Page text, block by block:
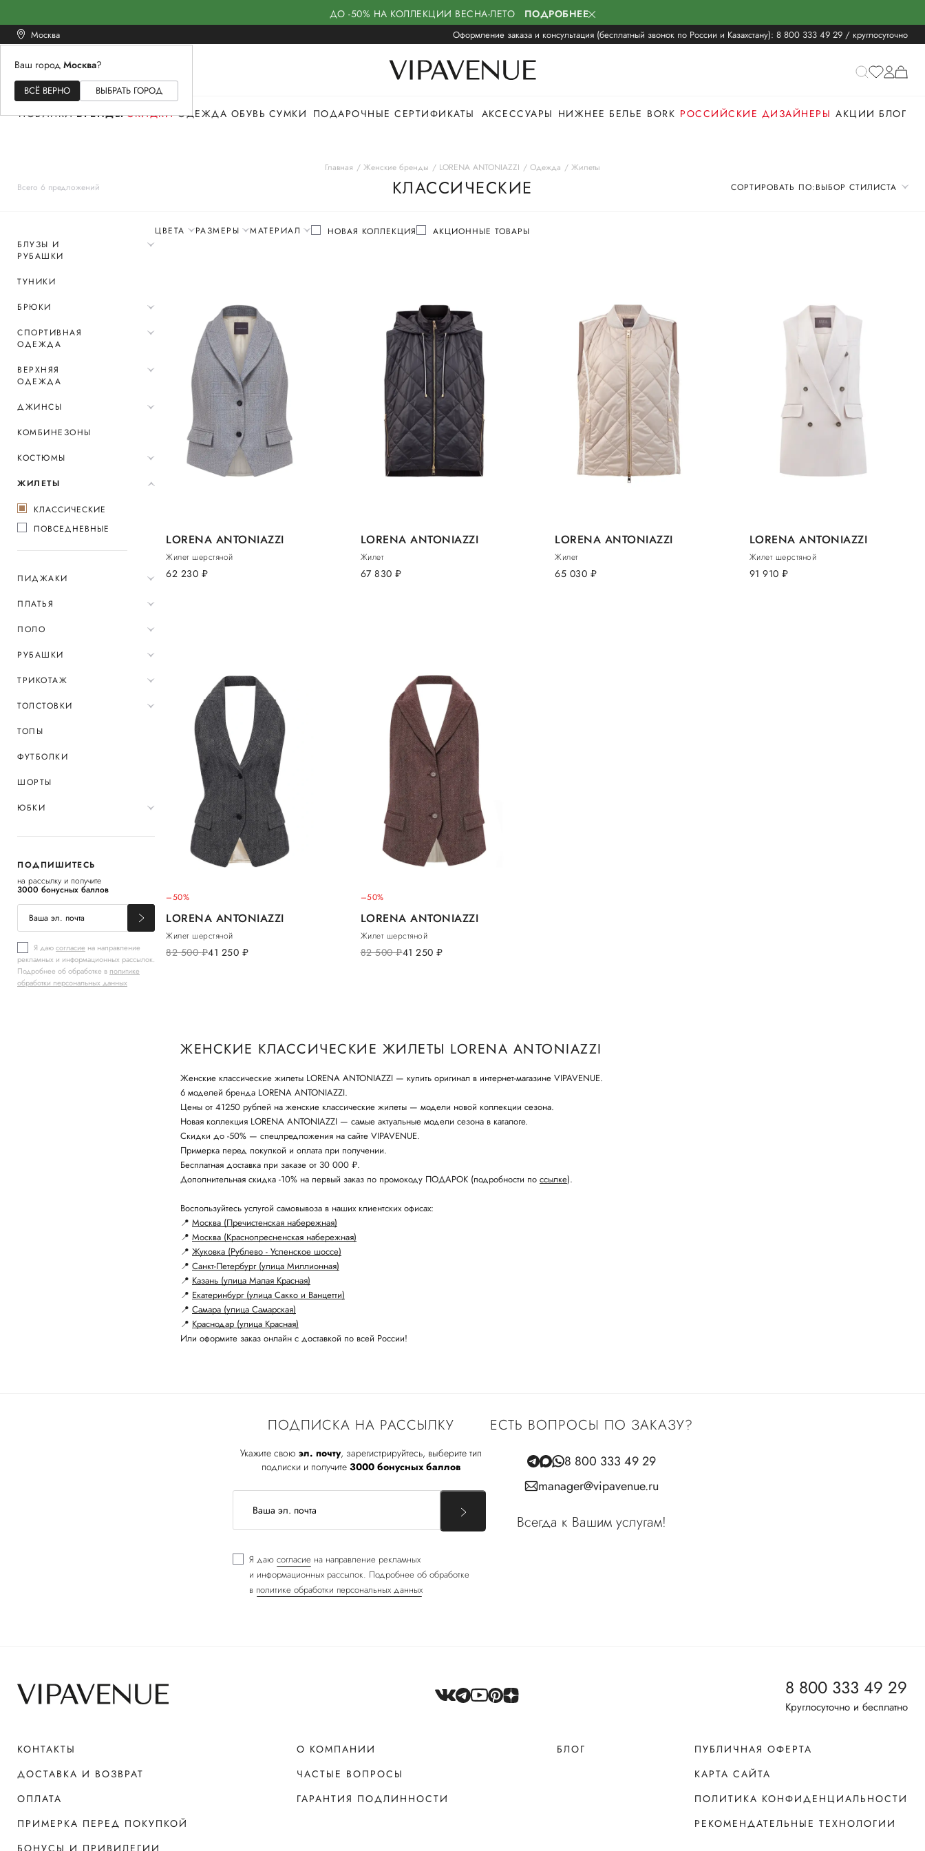
ДО -50% НА КОЛЛЕКЦИИ ВЕСНА-ЛЕТО ПОДРОБНЕЕ
Москва Оформление заказа и консультация (бесплатный звонок по России и Казахстану): 8 800 333 49 29 / круглосуточно
Ваш город Москва?
ВСЁ ВЕРНО ВЫБРАТЬ ГОРОД
ЖЕНСКОЕМУЖСКОЕ
НОВИНКИ БРЕНДЫ СКИДКИ ОДЕЖДА ОБУВЬ СУМКИ ПОДАРОЧНЫЕ СЕРТИФИКАТЫ АКСЕССУАРЫ НИЖНЕЕ БЕЛЬЕ BORK РОССИЙСКИЕ ДИЗАЙНЕРЫ АКЦИИ БЛОГ
Всего 6 предложений
Главная Женские бренды LORENA ANTONIAZZI Одежда Жилеты
КЛАССИЧЕСКИЕ СОРТИРОВАТЬ ПО:ВЫБОР СТИЛИСТА
БЛУЗЫ И
РУБАШКИ
ТУНИКИ
БРЮКИ
СПОРТИВНАЯ
ОДЕЖДА
ВЕРХНЯЯ
ОДЕЖДА
ДЖИНСЫ
КОМБИНЕЗОНЫ
КОСТЮМЫ
ЖИЛЕТЫ
КЛАССИЧЕСКИЕ
ПОВСЕДНЕВНЫЕ
ПИДЖАКИ
ПЛАТЬЯ
ПОЛО
РУБАШКИ
ТРИКОТАЖ
ТОЛСТОВКИ
ТОПЫ
ФУТБОЛКИ
ШОРТЫ
ЮБКИ
ПОДПИШИТЕСЬ
на рассылку и получите
3000 бонусных баллов
Я даюсогласие на направление
рекламных и информационных рассылок.
Подробнее об обработке в политике
обработки персональных данных
ЦВЕТА РАЗМЕРЫ МАТЕРИАЛ НОВАЯ КОЛЛЕКЦИЯ АКЦИОННЫЕ ТОВАРЫ
LORENA ANTONIAZZI
Жилет шерстяной
62 230 руб.
LORENA ANTONIAZZI
Жилет
67 830 руб.
LORENA ANTONIAZZI
Жилет
65 030 руб.
LORENA ANTONIAZZI
Жилет шерстяной
91 910 руб.
–50%
LORENA ANTONIAZZI
Жилет шерстяной
82 500руб.41 250 руб.
–50%
LORENA ANTONIAZZI
Жилет шерстяной
82 500руб.41 250 руб.
ЖЕНСКИЕ КЛАССИЧЕСКИЕ ЖИЛЕТЫ LORENA ANTONIAZZI
Женские классические жилеты LORENA ANTONIAZZI — купить оригинал в интернет-магазине VIPAVENUE.
6 моделей бренда LORENA ANTONIAZZI.
Цены от 41250 рублей на женские классические жилеты — модели новой коллекции сезона.
Новая коллекция LORENA ANTONIAZZI — самые актуальные модели сезона в каталоге.
Скидки до -50% — спецпредложения на сайте VIPAVENUE.
Примерка перед покупкой и оплата при получении.
Бесплатная доставка при заказе от 30 000 ₽.
Дополнительная скидка -10% на первый заказ по промокоду ПОДАРОК (подробности по ссылке).
Воспользуйтесь услугой самовывоза в наших клиентских офисах:
📍 Москва (Пречистенская набережная)
📍 Москва (Краснопресненская набережная)
📍 Жуковка (Рублево - Успенское шоссе)
📍 Санкт-Петербург (улица Миллионная)
📍 Казань (улица Малая Красная)
📍 Екатеринбург (улица Сакко и Ванцетти)
📍 Самара (улица Самарская)
📍 Краснодар (улица Красная)
Или оформите заказ онлайн с доставкой по всей России!
ПОДПИСКА НА РАССЫЛКУ
Укажите свою эл. почту, зарегистрируйтесь, выберите тип
подписки и получите 3000 бонусных баллов
Я даю согласие на направление рекламных
и информационных рассылок. Подробнее об обработке
в политике обработки персональных данных
ЕСТЬ ВОПРОСЫ ПО ЗАКАЗУ?
8 800 333 49 29
manager@vipavenue.ru
Всегда к Вашим услугам!
8 800 333 49 29
Круглосуточно и бесплатно
КОНТАКТЫ
ДОСТАВКА И ВОЗВРАТ
ОПЛАТА
ПРИМЕРКА ПЕРЕД ПОКУПКОЙ
О КОМПАНИИ
ЧАСТЫЕ ВОПРОСЫ
ГАРАНТИЯ ПОДЛИННОСТИ
БЛОГ
ПУБЛИЧНАЯ ОФЕРТА
КАРТА САЙТА
ПОЛИТИКА КОНФИДЕНЦИАЛЬНОСТИ
РЕКОМЕНДАТЕЛЬНЫЕ ТЕХНОЛОГИИ